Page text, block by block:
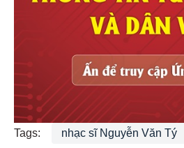
Tags: nhạc sĩ Nguyễn Văn Tý